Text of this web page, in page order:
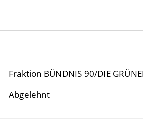
Fraktion BÜNDNIS 90/DIE
Abgelehnt